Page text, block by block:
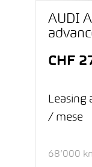
AUDI
CHF
Leasing
/ mese
68’000